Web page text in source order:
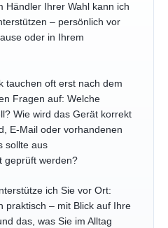
Händler Ihrer Wahl kann ich
– persönlich vor
oder in Ihrem
tauchen oft erst nach dem
Fragen auf: Welche
Wie wird das Gerät korrekt
E-Mail oder vorhandenen
sollte aus
geprüft werden?
ich Sie vor Ort:
praktisch – mit Blick auf Ihre
das, was Sie im Alltag